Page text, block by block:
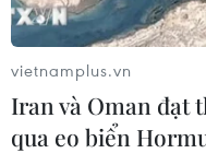
xung đột, hỗ trợ
Phía Nam châu Phi
vietnamplus.vn
Iran và Oman đạt
qua eo biển